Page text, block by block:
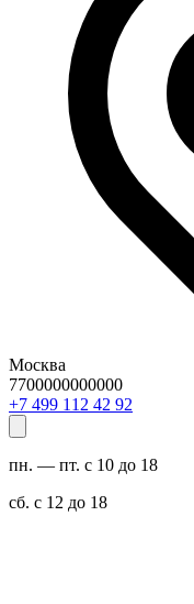
Москва
7700000000000
29 24 211 994 7+
пн. — пт. с 10 до 18
сб. с 12 до 18